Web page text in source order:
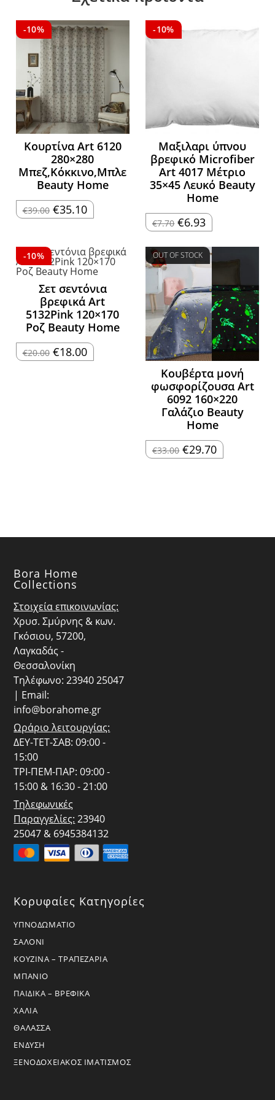
-10%
Κουρτίνα Art 6120
280×280
Μπεζ,Κόκκινο,Μπλε
Beauty Home
€39.00 Original
price
€35.10Η
τρέχουσα
-10%
Μαξιλαρι ύπνου
βρεφικό Microfiber
Art 4017 Μέτριο
35×45 Λευκό Beauty
Home
€7.70 Original
price
€7.70.
€6.93 Η
τρέχουσα
είναι:
€6.93.
-10%
Σετ σεντόνια
βρεφικά Art
5132Pink 120×170
Ροζ Beauty Home
€20.00 Original
price
€18.00Η
τρέχουσα
OUT OF STOCK
Κουβέρτα μονή
φωσφορίζουσα Art
6092 160×220
Γαλάζιο Beauty
Home
€33.00 Original
price
€29.70Η
τρέχουσα
Bora Home
Collections
Στοιχεία επικοινωνίας:
Χρυσ. Σμύρνης & κων.
Γκόσιου, 57200,
Λαγκαδάς -
Θεσσαλονίκη
Τηλέφωνο: 23940 25047
| Email:
info@borahome.gr
Ωράριο λειτουργίας:
ΔΕΥ-ΤΕΤ-ΣΑΒ: 09:00 -
15:00
ΤΡΙ-ΠΕΜ-ΠΑΡ: 09:00 -
15:00 & 16:30 - 21:00
Τηλεφωνικές
Παραγγελίες: 23940
25047 & 6945384132
Κορυφαίες Κατηγορίες
ΥΠΝΟΔΩΜΑΤΙΟ
ΣΑΛΟΝΙ
ΚΟΥΖΙΝΑ – ΤΡΑΠΕΖΑΡΙΑ
ΜΠΑΝΙΟ
ΠΑΙΔΙΚΑ – ΒΡΕΦΙΚΑ
ΧΑΛΙΑ
ΘΑΛΑΣΣΑ
ΕΝΔΥΣΗ
ΞΕΝΟΔΟΧΕΙΑΚΟΣ ΙΜΑΤΙΣΜΟΣ